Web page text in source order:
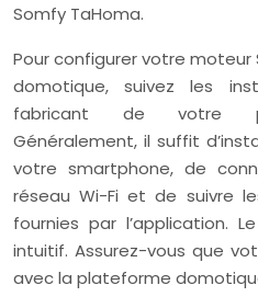
Somfy TaHoma.
Pour configurer votre
domotique, suivez les
fabricant de votre
Généralement, il suffit
votre smartphone, de
réseau Wi-Fi et de suivre
fournies par l’application.
intuitif. Assurez-vous que
avec la plateforme